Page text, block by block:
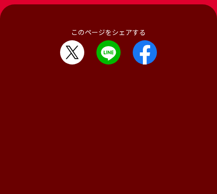
このページをシェアする